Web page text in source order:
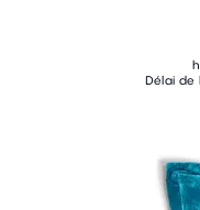
Délai de